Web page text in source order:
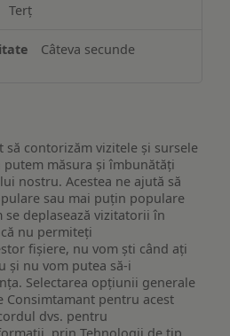
Terț
Câteva secunde
să contorizăm vizitele și sursele
măsura și îmbunătăți
nostru. Acestea ne ajută să
sau mai puțin populare
se deplasează vizitatorii în
nu permiteți
fișiere, nu vom ști când ați
și nu vom putea să-i
Selectarea opțiunii generale
Consimtamant pentru acest
dvs. pentru
prin Tehnologii de tip